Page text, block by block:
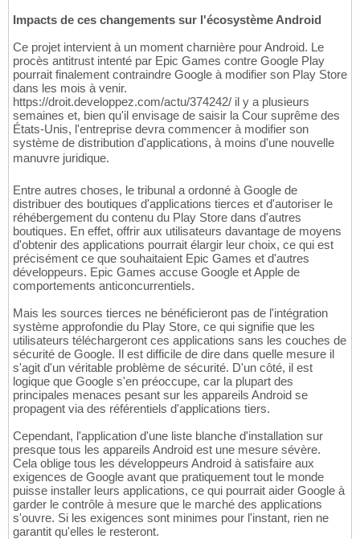
Impacts de ces changements sur l'écosystème Android
Ce projet intervient à un moment charnière pour Android. Le
procès antitrust intenté par Epic Games contre Google Play
pourrait finalement contraindre Google à modifier son Play Store
dans les mois à venir.
https://droit.developpez.com/actu/374242/ il y a plusieurs
semaines et, bien qu'il envisage de saisir la Cour suprême des
États-Unis, l'entreprise devra commencer à modifier son
système de distribution d'applications, à moins d'une nouvelle
manuvre juridique.
Entre autres choses, le tribunal a ordonné à Google de
distribuer des boutiques d'applications tierces et d'autoriser le
réhébergement du contenu du Play Store dans d'autres
boutiques. En effet, offrir aux utilisateurs davantage de moyens
d'obtenir des applications pourrait élargir leur choix, ce qui est
précisément ce que souhaitaient Epic Games et d'autres
développeurs. Epic Games accuse Google et Apple de
comportements anticoncurrentiels.
Mais les sources tierces ne bénéficieront pas de l'intégration
système approfondie du Play Store, ce qui signifie que les
utilisateurs téléchargeront ces applications sans les couches de
sécurité de Google. Il est difficile de dire dans quelle mesure il
s'agit d'un véritable problème de sécurité. D'un côté, il est
logique que Google s'en préoccupe, car la plupart des
principales menaces pesant sur les appareils Android se
propagent via des référentiels d'applications tiers.
Cependant, l'application d'une liste blanche d'installation sur
presque tous les appareils Android est une mesure sévère.
Cela oblige tous les développeurs Android à satisfaire aux
exigences de Google avant que pratiquement tout le monde
puisse installer leurs applications, ce qui pourrait aider Google à
garder le contrôle à mesure que le marché des applications
s'ouvre. Si les exigences sont minimes pour l'instant, rien ne
garantit qu'elles le resteront.